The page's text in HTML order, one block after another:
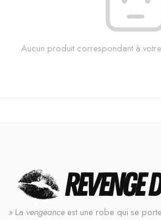
Aucun produit correspondant à
» La vengeance est une robe qui se